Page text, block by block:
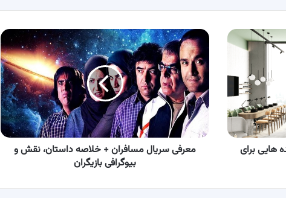
هایی برای
معرفی
سریال
مسافران
+
خلاصه
داستان،
نقش
و
بیوگرافی
بازیگرانمعرفی سریال مسافران + خلاصه داستان، نقش و
بیوگرافی بازیگران